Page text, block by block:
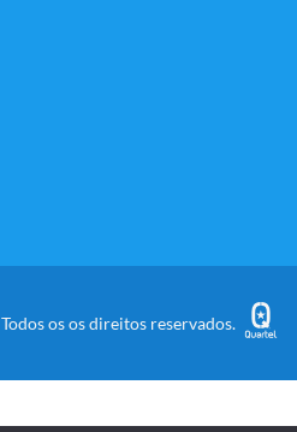
os os direitos reservados.